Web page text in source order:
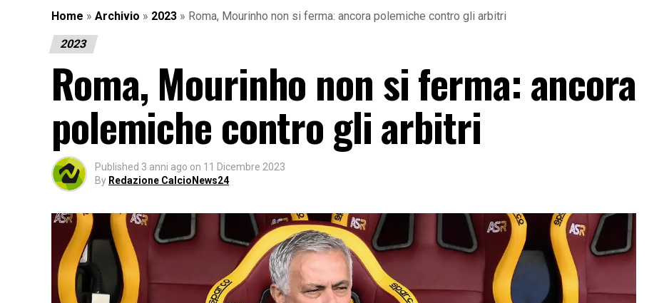
Home » Archivio » 2023 » Roma, Mourinho non si ferma: ancora polemiche contro gli arbitri
2023
Roma, Mourinho non si ferma: ancora
polemiche contro gli arbitri
Published 3 anni ago on 11 Dicembre 2023
By Redazione CalcioNews24